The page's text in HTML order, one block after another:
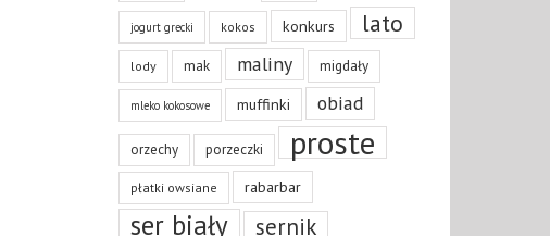
jogurt grecki kokos konkurs lato
lody mak maliny migdały
mleko kokosowe muffinki obiad
orzechy porzeczki proste
płatki owsiane rabarbar
ser biały sernik